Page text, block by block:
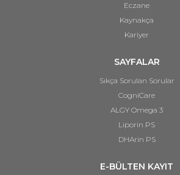
Eczane
Kaynakça
Kariyer
SAYFALAR
Sıkça Sorulan Sorular
CogniCare
ALGY Omega 3
Liporin PS
DHArin PS
E-BÜLTEN KAYIT